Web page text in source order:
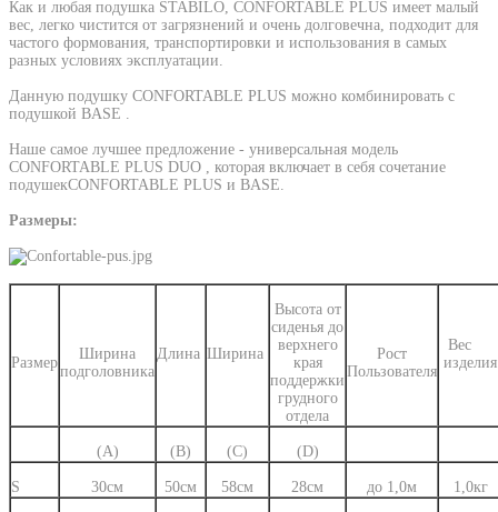
Как и любая подушка STABILO, CONFORTABLE PLUS имеет малый
вес, легко чистится от загрязнений и очень долговечна, подходит для
частого формования, транспортировки и использования в самых
разных условиях эксплуатации.
Данную подушку CONFORTABLE PLUS можно комбинировать с
подушкой BASE .
Наше самое лучшее предложение - универсальная модель
CONFORTABLE PLUS DUO , которая включает в себя сочетание
подушекCONFORTABLE PLUS и BASE.
Размеры:
Размер
Ширина
подголовника
Длина Ширина
Высота от
сиденья до
верхнего
края
поддержки
грудного
отдела
Рост
Пользователя
Вес
(А) (В) (С) (D)
S 30см 50см 58см 28см до 1,0м 1,0кг